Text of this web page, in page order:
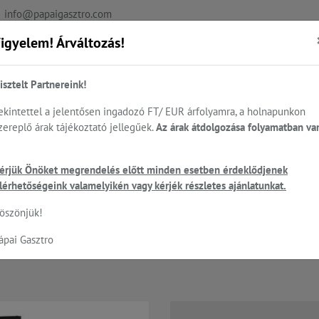
info@papaigasztro.com
REFERENCIÁK AKTUÁLIS
Sütés - főzés Cukrászat... Mosogatás
Humidor - 5év Garancia
bortemperáló szekrény
Árváltozás!
Partnereink!
a jelentősen ingadozó FT/ EUR árfolyamra, a holnapunkon
árak tájékoztató jellegűek. Az árak átdolgozása folyamatban
Önöket megrendelés előtt minden esetben érdeklődjenek
valamelyikén vagy kérjék részletes ajánlatunkat.
Gasztro